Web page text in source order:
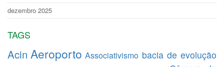
dezembro 2025
TAGS
Acin Aeroporto Associativismo bacia de evolução